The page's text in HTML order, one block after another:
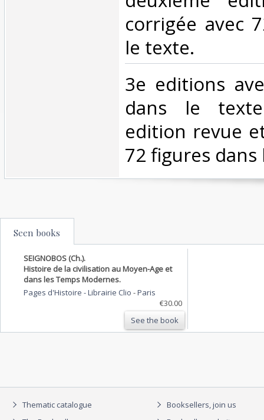
corrigée avec
le texte.‎
‎3e editions
dans le
edition revue
72 figures
Seen books
SEIGNOBOS (Ch.).
Histoire de la civilisation au Moyen-Age et
dans les Temps Modernes.
Pages d'Histoire - Librairie Clio -Paris
€30.00
See the book
Thematic catalogue
Booksellers, join us